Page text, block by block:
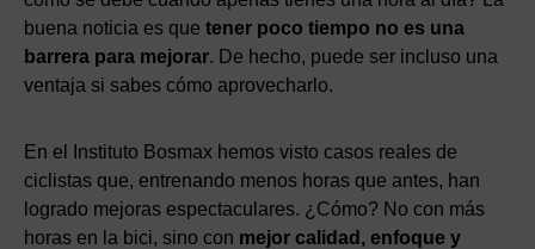
buena noticia es que tener poco tiempo no es una
barrera para mejorar. De hecho, puede ser incluso una
ventaja si sabes cómo aprovecharlo.
En el Instituto Bosmax hemos visto casos reales de
ciclistas que, entrenando menos horas que antes, han
logrado mejoras espectaculares. ¿Cómo? No con más
horas en la bici, sino con mejor calidad, enfoque y